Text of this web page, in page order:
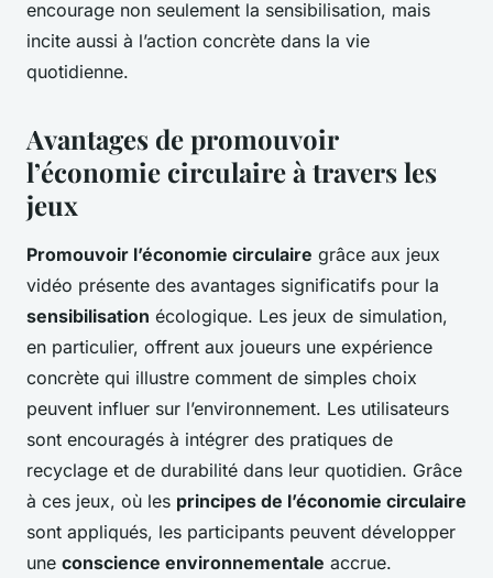
encourage non seulement la sensibilisation, mais
incite aussi à l’action concrète dans la vie
quotidienne.
Avantages de promouvoir
l’économie circulaire à travers les
jeux
Promouvoir l’économie circulaire grâce aux jeux
vidéo présente des avantages significatifs pour la
sensibilisation écologique. Les jeux de simulation,
en particulier, offrent aux joueurs une expérience
concrète qui illustre comment de simples choix
peuvent influer sur l’environnement. Les utilisateurs
sont encouragés à intégrer des pratiques de
recyclage et de durabilité dans leur quotidien. Grâce
à ces jeux, où les principes de l’économie circulaire
sont appliqués, les participants peuvent développer
une conscience environnementale accrue.